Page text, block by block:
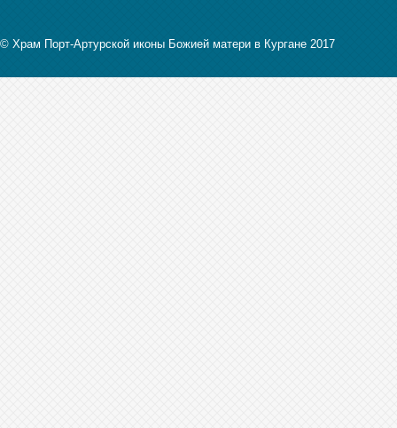
© Храм Порт-Артурской иконы Божией матери в Кургане 2017